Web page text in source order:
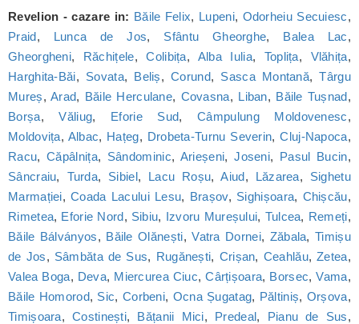
Revelion - cazare in: Băile Felix, Lupeni, Odorheiu Secuiesc,
Praid, Lunca de Jos, Sfântu Gheorghe, Balea Lac,
Gheorgheni, Răchițele,Colibița, Alba Iulia, Toplița, Vlăhița,
Harghita-Băi, Sovata, Beliș,Corund, Sasca Montană,Târgu
Mureș, Arad, Băile Herculane, Covasna, Liban, Băile Tușnad,
Borșa,Văliug, Eforie Sud,Câmpulung Moldovenesc,
Moldovița, Albac, Hațeg, Drobeta-Turnu Severin,Cluj-Napoca,
Racu,Căpâlnița, Sândominic, Arieșeni,Joseni, Pasul Bucin,
Sâncraiu, Turda, Sibiel, Lacu Roșu,Aiud, Lăzarea, Sighetu
Marmației,Coada Lacului Lesu, Brașov, Sighișoara, Chișcău,
Rimetea, Eforie Nord, Sibiu, Izvoru Mureșului, Tulcea, Remeți,
Băile Bálványos, Băile Olănești,Vatra Dornei, Zăbala,Timișu
de Jos, Sâmbăta de Sus, Rugănești, Crișan, Ceahlău,Zetea,
Valea Boga, Deva, Miercurea Ciuc,Cârțișoara, Borsec,Vama,
Băile Homorod, Sic, Corbeni, Ocna Șugatag, Păltiniș, Orșova,
Timișoara,Costinești, Bățanii Mici, Predeal, Pianu de Sus,